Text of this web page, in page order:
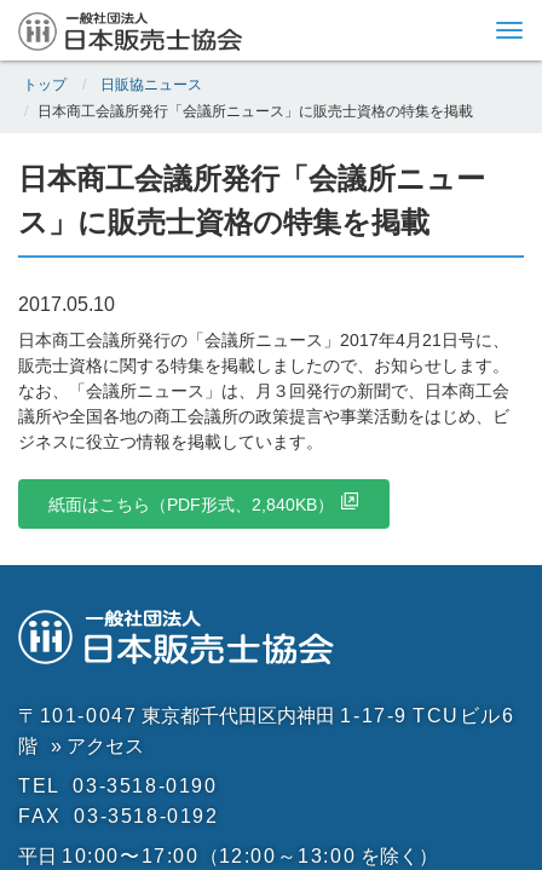
トップ
日販協ニュース
日本商工会議所発行「会議所ニュース」に販売士資格の特集を掲載
日本商工会議所発行「会議所ニュー
ス」に販売士資格の特集を掲載
2017.05.10
日本商工会議所発行の「会議所ニュース」2017年4月21日号に、
販売士資格に関する特集を掲載しましたので、お知らせします。
なお、「会議所ニュース」は、月３回発行の新聞で、日本商工会
議所や全国各地の商工会議所の政策提言や事業活動をはじめ、ビ
ジネスに役立つ情報を掲載しています。
紙面はこちら（PDF形式、2,840KB）
〒101-0047 東京都千代田区内神田 1-17-9 TCUビル6
階
» アクセス
TEL
03-3518-0190
FAX
03-3518-0192
平日 10:00〜17:00 （12:00～13:00 を除く）